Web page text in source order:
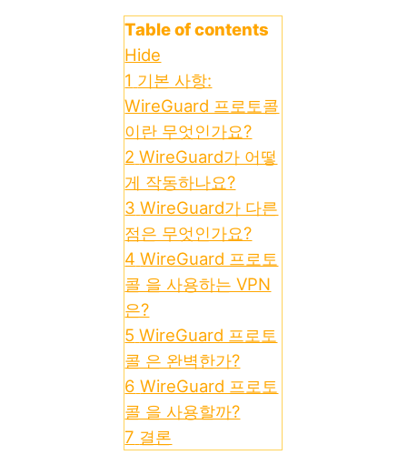
Table of contents
Hide
1 기본 사항:
WireGuard 프로토콜
이란 무엇인가요?
2 WireGuard가 어떻
게 작동하나요?
3 WireGuard가 다른
점은 무엇인가요?
4 WireGuard 프로토
콜 을 사용하는 VPN
은?
5 WireGuard 프로토
콜 은 완벽한가?
6 WireGuard 프로토
콜 을 사용할까?
7 결론